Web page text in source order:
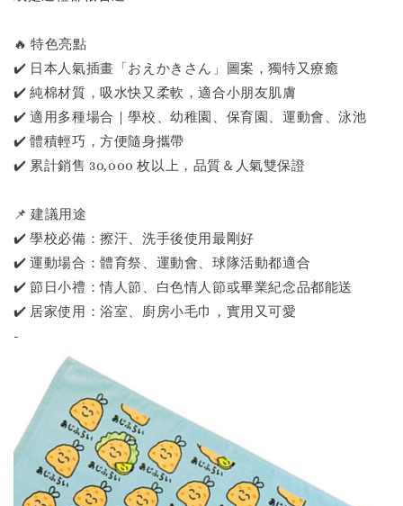
🔥 特色亮點
✔️ 日本人氣插畫「おえかきさん」圖案，獨特又療癒
✔️ 純棉材質，吸水快又柔軟，適合小朋友肌膚
✔️ 適用多種場合｜學校、幼稚園、保育園、運動會、泳池
✔️ 體積輕巧，方便隨身攜帶
✔️ 累計銷售 30,000 枚以上，品質＆人氣雙保證
📌 建議用途
✔️ 學校必備：擦汗、洗手後使用最剛好
✔️ 運動場合：體育祭、運動會、球隊活動都適合
✔️ 節日小禮：情人節、白色情人節或畢業紀念品都能送
✔️ 居家使用：浴室、廚房小毛巾，實用又可愛
-